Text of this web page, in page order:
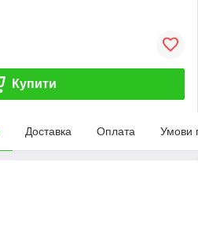
Купити
Доставка Оплата Умови